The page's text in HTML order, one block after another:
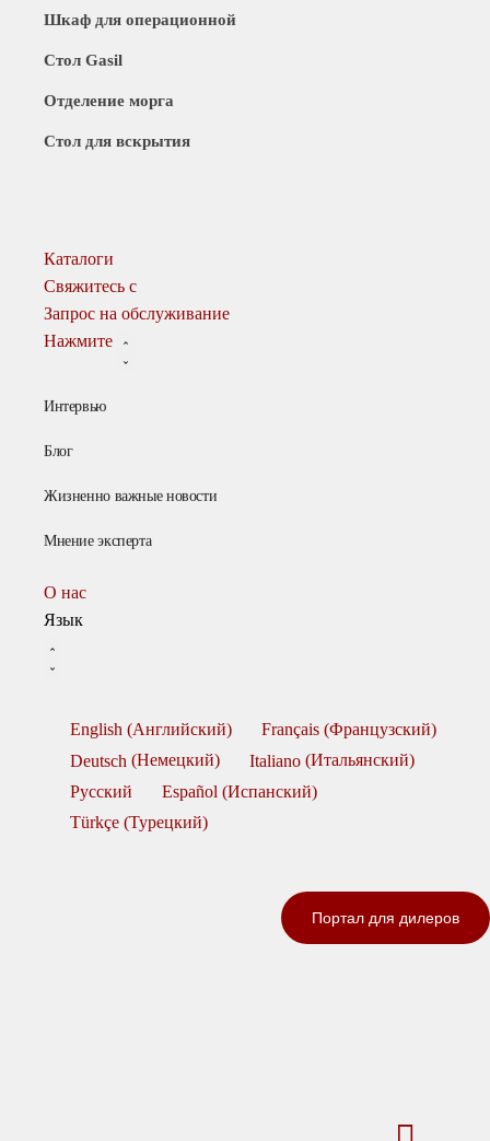
Шкаф для операционной
Стол Gasil
Отделение морга
Стол для вскрытия
Каталоги
Свяжитесь с
Запрос на обслуживание
Нажмите
Интервью
Блог
Жизненно важные новости
Мнение эксперта
О нас
Язык
English (Английский) Français(Французский)
Deutsch (Немецкий) Italiano(Итальянский)
Русский
Español (Испанский)
Türkçe (Турецкий)
Портал для дилеров